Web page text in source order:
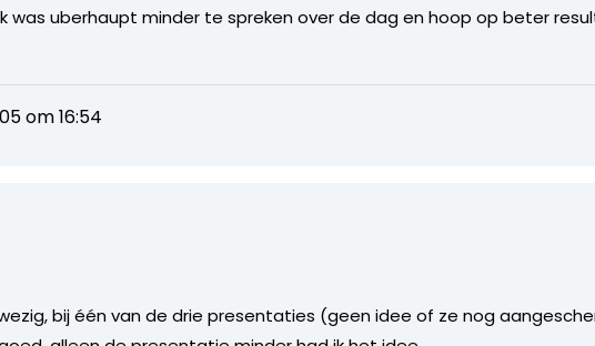
was uberhaupt minder te spreken over de dag en hoop op beter
om 16:54
bij één van de drie presentaties (geen idee of ze nog